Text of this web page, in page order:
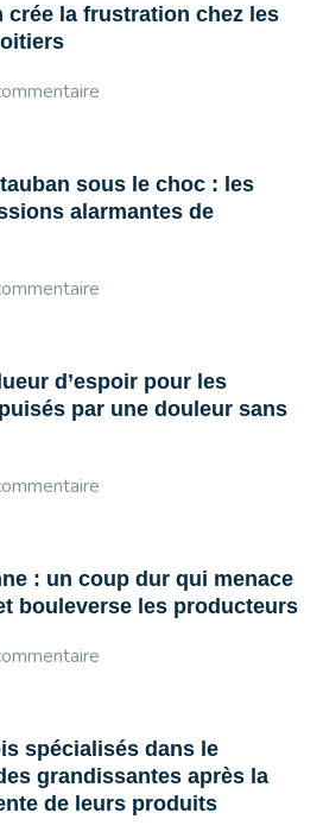
crée la frustration chez les
sous le choc : les
alarmantes de
d’espoir pour les
par une douleur sans
: un coup dur qui menace
bouleverse les producteurs
spécialisés dans le
grandissantes après la
de leurs produits